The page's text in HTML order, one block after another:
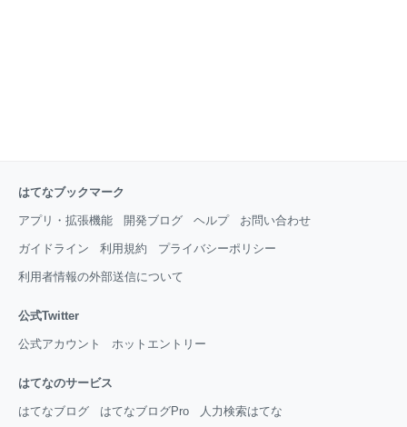
はてなブックマーク
アプリ・拡張機能 開発ブログ ヘルプ お問い合わせ
ガイドライン 利用規約 プライバシーポリシー
利用者情報の外部送信について
公式Twitter
公式アカウント ホットエントリー
はてなのサービス
はてなブログ はてなブログPro 人力検索はてな